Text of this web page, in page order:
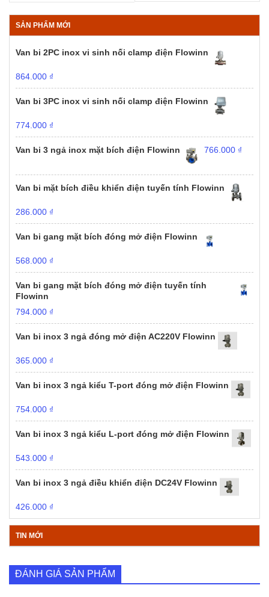
SẢN PHẨM MỚI
Van bi 2PC inox vi sinh nối clamp điện Flowinn
864.000 ₫
Van bi 3PC inox vi sinh nối clamp điện Flowinn
774.000 ₫
Van bi 3 ngả inox mặt bích điện Flowinn 766.000 ₫
Van bi mặt bích điều khiển điện tuyến tính Flowinn
286.000 ₫
Van bi gang mặt bích đóng mở điện Flowinn
568.000 ₫
Van bi gang mặt bích đóng mở điện tuyến tính
Flowinn
794.000 ₫
Van bi inox 3 ngả đóng mở điện AC220V Flowinn
365.000 ₫
Van bi inox 3 ngả kiểu T-port đóng mở điện Flowinn
754.000 ₫
Van bi inox 3 ngả kiểu L-port đóng mở điện Flowinn
543.000 ₫
Van bi inox 3 ngả điều khiển điện DC24V Flowinn
426.000 ₫
TIN MỚI
ĐÁNH GIÁ SẢN PHẨM